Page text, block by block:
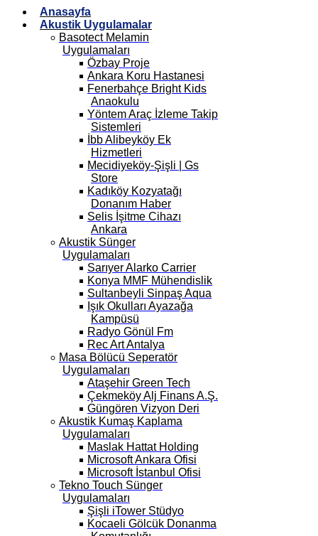
Anasayfa
Akustik Uygulamalar
Basotect Melamin
Uygulamaları
Özbay Proje
Ankara Koru Hastanesi
Fenerbahçe Bright Kids
Anaokulu
Yöntem Araç İzleme Takip
Sistemleri
İbb Alibeyköy Ek
Hizmetleri
Mecidiyeköy-Şişli | Gs
Store
Kadıköy Kozyatağı
Donanım Haber
Selis İşitme Cihazı
Ankara
Akustik Sünger
Uygulamaları
Sarıyer Alarko Carrier
Konya MMF Mühendislik
Sultanbeyli Sinpaş Aqua
Işık Okulları Ayazağa
Kampüsü
Radyo Gönül Fm
Rec Art Antalya
Masa Bölücü Seperatör
Uygulamaları
Ataşehir Green Tech
Çekmeköy Alj Finans A.Ş.
Güngören Vizyon Deri
Akustik Kumaş Kaplama
Uygulamaları
Maslak Hattat Holding
Microsoft Ankara Ofisi
Microsoft İstanbul Ofisi
Tekno Touch Sünger
Uygulamaları
Şişli iTower Stüdyo
Kocaeli Gölcük Donanma